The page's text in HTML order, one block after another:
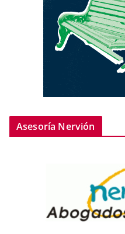
Asesoría Nervión